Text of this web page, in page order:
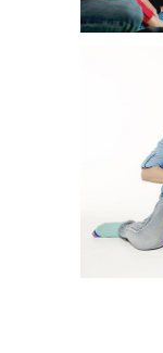
秋ターム受講者募集
ンは8月3日、5日、
対面レッスン開始し
部屋を使わせてい
ス6組までとさせて
オンラインで開講が
きますので、参加